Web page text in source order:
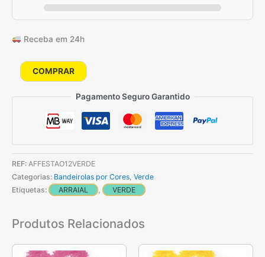
Receba em 24h
Quantidade
Festão
Verde
COMPRAR
Pagamento Seguro Garantido
REF: AFFESTAO12VERDE
Categorias: Bandeirolas por Cores Verde
Etiquetas:
ARRAIAL VERDE
Produtos Relacionados